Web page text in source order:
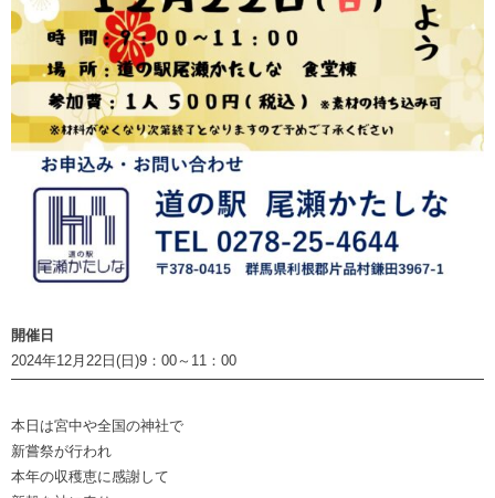
開催日
2024年12月22日(日)9：00～11：00
本日は宮中や全国の神社で
新嘗祭が行われ
本年の収穫恵に感謝して